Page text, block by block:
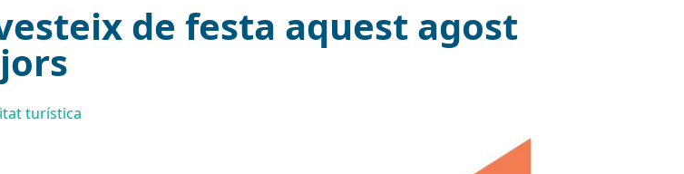
de festa aquest agost
turística